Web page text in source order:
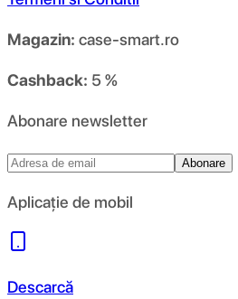
Magazin: case-smart.ro
Cashback: 5 %
Abonare newsletter
Abonare
Aplicație de mobil
Descarcă